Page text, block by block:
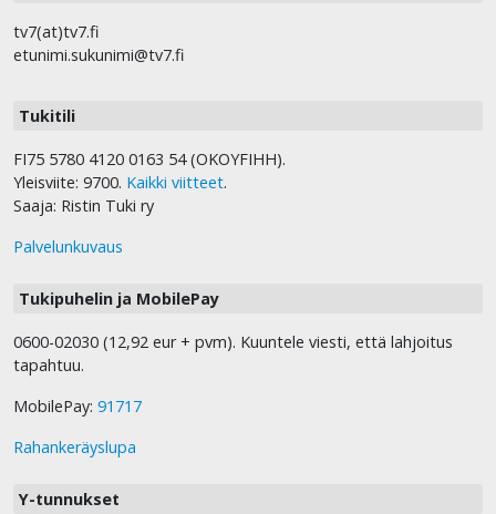
tv7(at)tv7.fi
etunimi.sukunimi@tv7.fi
Tukitili
FI75 5780 4120 0163 54 (OKOYFIHH).
Yleisviite: 9700. Kaikki viitteet.
Saaja: Ristin Tuki ry
Palvelunkuvaus
Tukipuhelin ja MobilePay
0600-02030 (12,92 eur + pvm). Kuuntele viesti, että lahjoitus
tapahtuu.
MobilePay: 91717
Rahankeräyslupa
Y-tunnukset